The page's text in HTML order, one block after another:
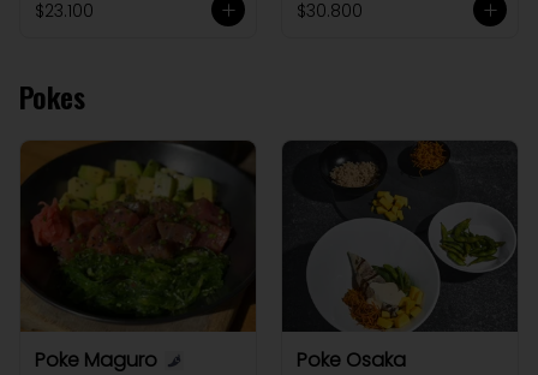
$23.100 $30.800
Pokes
Poke Maguro Poke Osaka